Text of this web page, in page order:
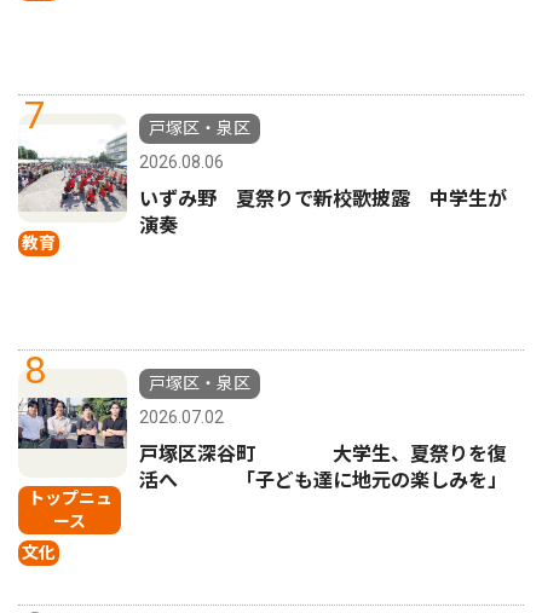
7
教育
戸塚区・泉区
2026.08.06
いずみ野 夏祭りで新校歌披露 中学生が
演奏
8
トップニュ
ース
文化
戸塚区・泉区
2026.07.02
戸塚区深谷町 大学生、夏祭りを復
活へ 「子ども達に地元の楽しみを」